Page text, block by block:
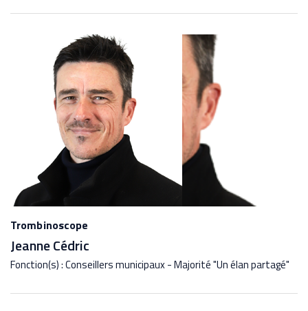
Trombinoscope
Jeanne Cédric
Fonction(s) : Conseillers municipaux - Majorité "Un élan partagé"